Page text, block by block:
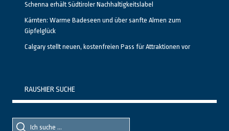
Schenna erhält Südtiroler Nachhaltigkeitslabel
Kärnten: Warme Badeseen und über sanfte Almen zum
Gipfelglück
Calgary stellt neuen, kostenfreien Pass für Attraktionen vor
RAUSHIER SUCHE
Suche
Suche